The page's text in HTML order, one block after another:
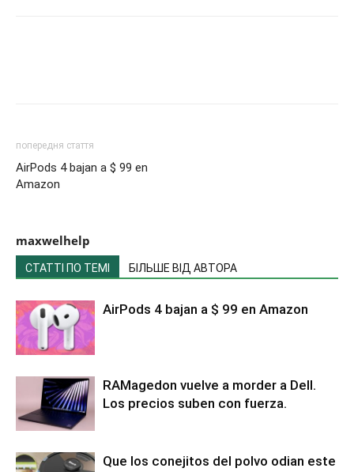
попередня стаття
AirPods 4 bajan a $ 99 en
Amazon
maxwelhelp
СТАТТІ ПО ТЕМІ БІЛЬШЕ ВІД АВТОРА
AirPods 4 bajan a $ 99 en Amazon
RAMagedon vuelve a morder a Dell.
Los precios suben con fuerza.
Que los conejitos del polvo odian este